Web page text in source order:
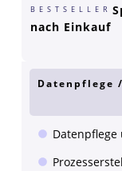
BESTSELLER
nach Einkauf
Datenpflege
Datenpflege